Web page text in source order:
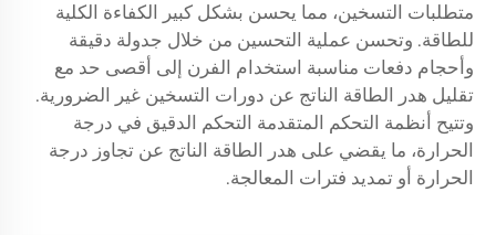
متطلبات التسخين، مما يحسن بشكل كبير الكفاءة الكلية
للطاقة. وتحسن عملية التحسين من خلال جدولة دقيقة
وأحجام دفعات مناسبة استخدام الفرن إلى أقصى حد مع
تقليل هدر الطاقة الناتج عن دورات التسخين غير الضرورية.
وتتيح أنظمة التحكم المتقدمة التحكم الدقيق في درجة
الحرارة، ما يقضي على هدر الطاقة الناتج عن تجاوز درجة
الحرارة أو تمديد فترات المعالجة.